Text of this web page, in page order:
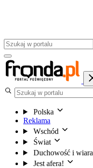
Polska
Reklama
Wschód
Świat
Duchowość i wiara
Jest afera!